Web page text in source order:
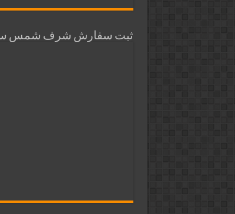
ثبت سفارش شرف شمس سال